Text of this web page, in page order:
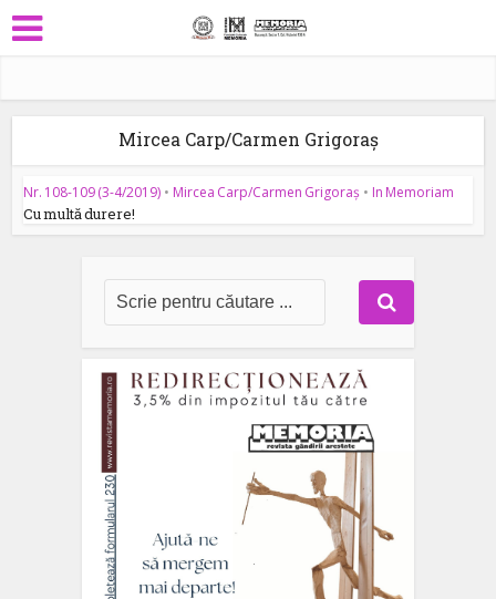
Mircea Carp/Carmen Grigoraș
Nr. 108-109 (3-4/2019) • Mircea Carp/Carmen Grigoraș • In Memoriam
Cu multă durere!